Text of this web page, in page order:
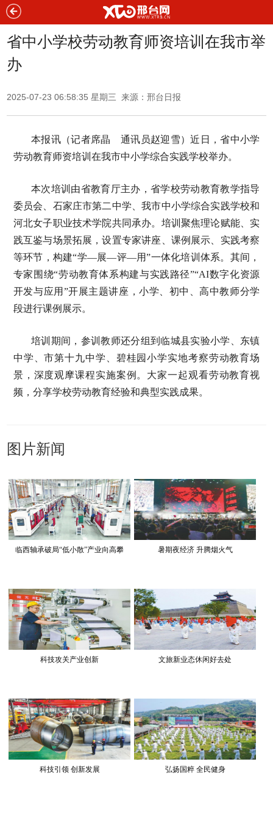
省中小学校劳动教育师资培训在我市举
办
2025-07-23 06:58:35 星期三 来源：邢台日报
本报讯（记者席晶 通讯员赵迎雪）近日，省中小学
劳动教育师资培训在我市中小学综合实践学校举办。
本次培训由省教育厅主办，省学校劳动教育教学指导
委员会、石家庄市第二中学、我市中小学综合实践学校和
河北女子职业技术学院共同承办。培训聚焦理论赋能、实
践互鉴与场景拓展，设置专家讲座、课例展示、实践考察
等环节，构建“学—展—评—用”一体化培训体系。其间，
专家围绕“劳动教育体系构建与实践路径”“AI数字化资源
开发与应用”开展主题讲座，小学、初中、高中教师分学
段进行课例展示。
培训期间，参训教师还分组到临城县实验小学、东镇
中学、市第十九中学、碧桂园小学实地考察劳动教育场
景，深度观摩课程实施案例。大家一起观看劳动教育视
频，分享学校劳动教育经验和典型实践成果。
图片新闻
临西轴承破局“低小散”产业向高攀 暑期夜经济 升腾烟火气
科技攻关产业创新 文旅新业态休闲好去处
科技引领 创新发展 弘扬国粹 全民健身